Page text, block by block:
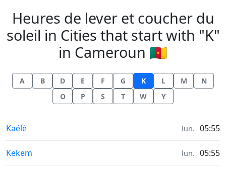
Heures de lever et coucher du
soleil in Cities that start with "K"
in Cameroun 🇨🇲
A B D E F G K L M
N
O
P S T W Y
Heures de lever et coucher du soleil in
Kaélé lun. 05:55
Heures de lever et coucher du soleil in
Kekem lun. 05:55